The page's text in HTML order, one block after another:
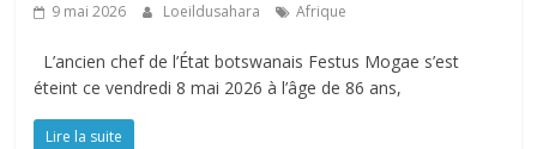
9 mai 2026 Loeildusahara Afrique
L’ancien chef de l’État botswanais Festus Mogae s’est
éteint ce vendredi 8 mai 2026 à l’âge de 86 ans,
Lire la suite